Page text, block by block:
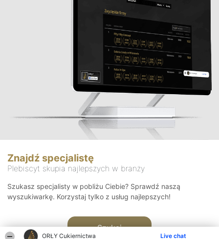
ORŁY Cukiernictwa Live chat
Znajdź specjalistę
Plebiscyt skupia najlepszych w branży
Szukasz specjalisty w pobliżu Ciebie? Sprawdź naszą
wyszukiwarkę. Korzystaj tylko z usług najlepszych!
Szukaj